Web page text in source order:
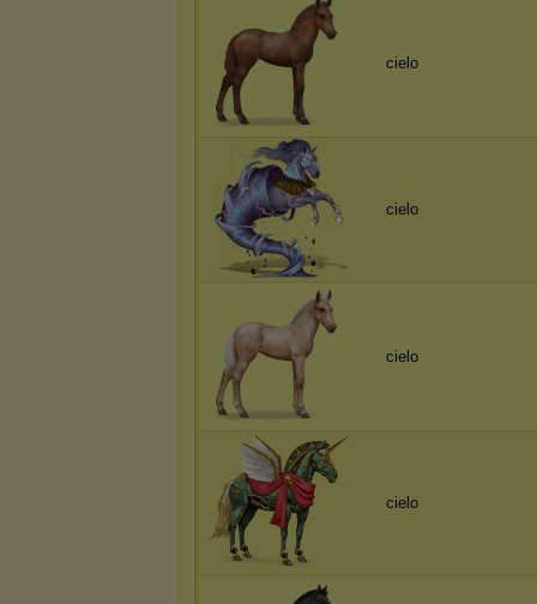
cielo
cielo
cielo
cielo